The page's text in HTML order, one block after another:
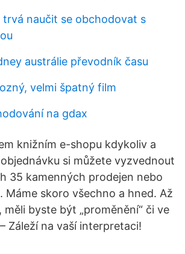
trvá naučit se obchodovat s
austrálie převodník času
velmi špatný film
na gdax
knižním e-shopu kdykoliv a
si můžete vyzvednout
35 kamenných prodejen nebo
Máme skoro všechno a hned. Až
byste být „proměnění“ či ve
Záleží na vaší interpretaci!